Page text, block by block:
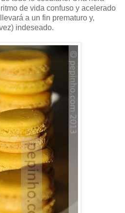
de vida confuso y acelerado
a un fin prematuro y,
indeseado.